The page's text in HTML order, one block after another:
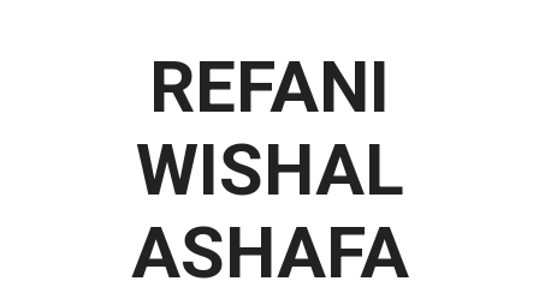
REFANI
WISHAL
ASHAFA